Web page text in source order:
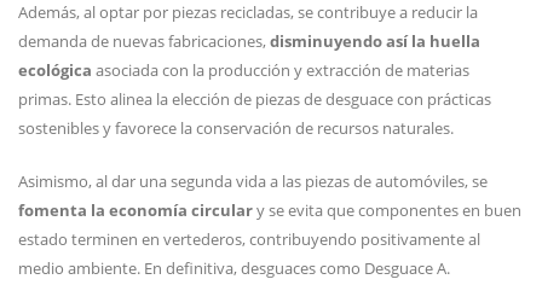
Además, al optar por piezas recicladas, se contribuye a reducir la
demanda de nuevas fabricaciones,disminuyendo así la huella
ecológica asociada con la producción y extracción de materias
primas. Esto alinea la elección de piezas de desguace con prácticas
sostenibles y favorece la conservación de recursos naturales.
Asimismo, al dar una segunda vida a las piezas de automóviles, se
fomenta la economía circulary se evita que componentes en buen
estado terminen en vertederos, contribuyendo positivamente al
medio ambiente. En definitiva, desguaces como Desguace A.